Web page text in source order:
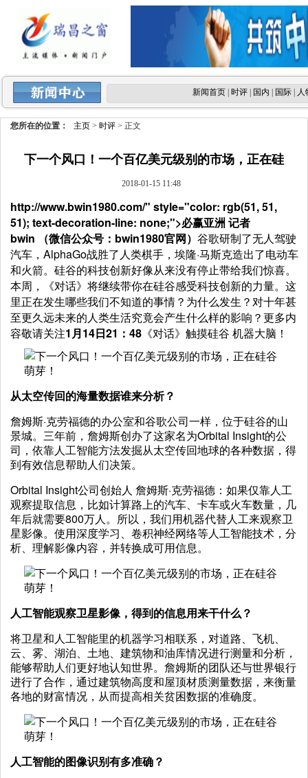
新闻首页 时评 国内 国际 人
您所在的位置： 主页> 时评> 正文
下一个风口！一个百亿美元级别的市场，正在硅
2018-01-15 11:48
http://www.bwin1980.com/" style="color: rgb(51, 51,
51); text-decoration-line: none;">必赢亚洲 记者
bwin
（微信公众号：bwin1980官网） 谷歌研制了无人驾驶
汽车，AlphaGo战胜了人类棋手，埃隆·马斯克造出了电动车
和火箭。硅谷的科技创新好像从来没有停止带给我们惊喜。
本周，《对话》将继续带你在硅谷感受科技创新的力量。这
里正在发生哪些我们不知道的事情？为什么发生？对十年甚
至更久远未来的人类生活究竟会产生什么样的影响？更多内
容敬请关注1 月14日21 ： 48《对话》触摸硅谷 机器大脑！
从太空传回的海量数据谁来分析？
詹姆斯·克劳福德的办公室和谷歌公司一样，位于硅谷的山
景城。三年前，詹姆斯创办了这家名为Orbital Insight的公
司，依靠人工智能方法发掘从太空传回地球的各种数据，得
到有效信息帮助人们决策。
Orbital Insight公司创始人 詹姆斯·克劳福德：如果仅靠人工
观察提取信息，比如计算路上的汽车、卡车或火车数量，几
年后就需要800万人。所以，我们用机器代替人工来观察卫
星影像。使用深度学习、卷积神经网络等人工智能技术，分
析、理解影像内容，并转换成可用信息。
人工智能观察卫星影像，得到的信息用来干什么？
将卫星和人工智能里的机器学习相联系，对道路、飞机、
云、雾、湖泊、土地、建筑物和油库情况进行测量和分析，
能够帮助人们更好地认知世界。詹姆斯的团队还与世界银行
进行了合作，通过建筑物高度和屋顶材质测量数据，来衡量
各地的财富情况，从而提高相关贫困数据的准确度。
人工智能的图像识别有多准确？